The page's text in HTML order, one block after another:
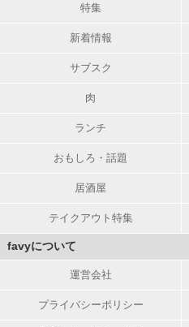
特集
新着情報
サブスク
肉
ランチ
おもしろ・話題
居酒屋
テイクアウト特集
favyについて
運営会社
プライバシーポリシー